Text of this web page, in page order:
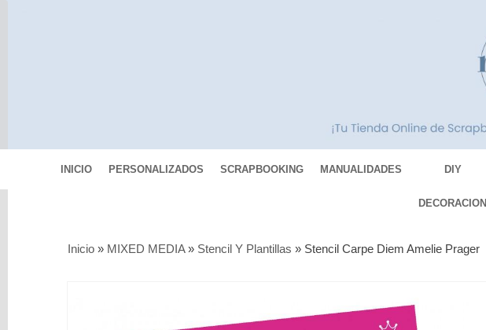
INICIO PERSONALIZADOS SCRAPBOOKING MANUALIDADES DIY
DECORACION
Inicio » MIXED MEDIA» Stencil Y Plantillas » Stencil Carpe Diem Amelie Prager